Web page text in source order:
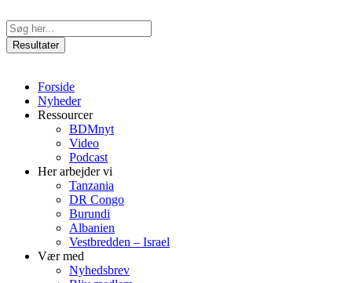
til
indhold
Search
...Resultater
Forside
Nyheder
Ressourcer
BDMnyt
Video
Podcast
Her arbejder vi
Tanzania
DR Congo
Burundi
Albanien
Vestbredden – Israel
Vær med
Nyhedsbrev